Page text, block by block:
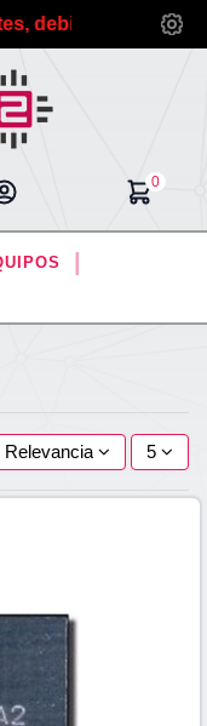
a las
0
Relevancia 5